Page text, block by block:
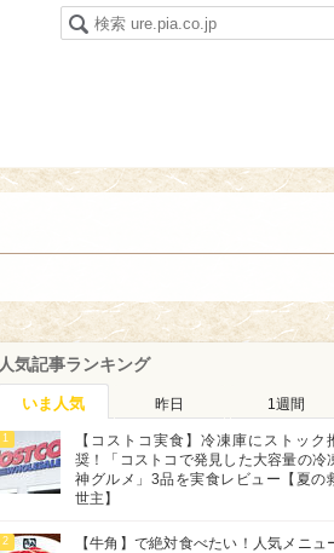
人気記事ランキング
いま人気 昨日 1週間
1
【コストコ実食】冷凍庫にストック
奨！「コストコで発見した大容量の冷
神グルメ」3品を実食レビュー【夏の
世主】
2
【牛角】で絶対食べたい！人気メニュ